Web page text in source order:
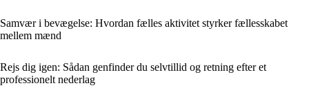
Samvær i bevægelse: Hvordan fælles aktivitet styrker fællesskabet
mellem mænd
Rejs dig igen: Sådan genfinder du selvtillid og retning efter et
professionelt nederlag